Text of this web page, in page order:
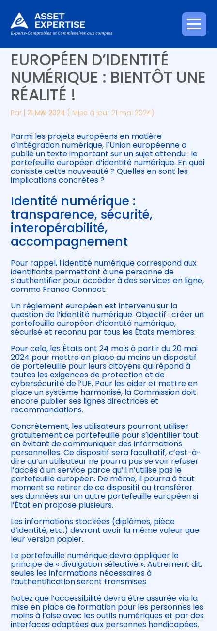
Aller
au
Créer et reprendre une activité
Gérer votre quotidien
Piloter votre entreprise
Développer votre entreprise
Être prêt pour la facturation
électronique
Piloter votre gestion
Suivre votre comptabilité
Gérer vos ressources humaines
LE PORTEFEUILLE
EUROPÉEN D’IDENTITÉ
NUMÉRIQUE : BIENTÔT UNE
RÉALITÉ !
Par |21 MAI 2024 ( Mise à jour 21 mai 2024)
Parmi les projets européens en matière
d’intégration numérique, l’Union européenne a
publié un texte important sur un sujet attendu : le
portefeuille européen d’identité numérique. En quoi
consiste cette nouveauté ? Quelles en sont les
implications concrètes ?
Identité numérique :
transparence, sécurité,
interopérabilité,
accompagnement
Pour rappel, l’identité numérique correspond aux
identifiants permettant à une personne de
s’authentifier pour accéder à des services en ligne,
comme France Connect.
Un règlement européen est intervenu sur la
question de l’identité numérique. Objectif : créer un
portefeuille européen d’identité numérique,
sécurisé et reconnu par tous les États membres.
Pour cela, les États ont 24 mois à partir du 20 mai
2024 pour mettre en place au moins un dispositif
de portefeuille pour leurs citoyens qui répond à
toutes les exigences de protection et de
cybersécurité de l’UE. Pour les aider et mettre en
place un système harmonisé, la Commission doit
encore publier ses lignes directrices et
recommandations.
Concrètement, les utilisateurs pourront utiliser
gratuitement ce portefeuille pour s’identifier tout
en évitant de communiquer des informations
personnelles. Ce dispositif sera facultatif, c’est-à-
dire qu’un utilisateur ne pourra pas se voir refuser
l’accès à un service parce qu’il n’utilise pas le
portefeuille européen. De même, il pourra à tout
moment se retirer de ce dispositif ou transférer
ses données sur un autre portefeuille européen si
l’État en propose plusieurs.
Les informations stockées (diplômes, pièce
d’identité, etc.) devront avoir la même valeur que
leur version papier.
Le portefeuille numérique devra appliquer le
principe de « divulgation sélective ». Autrement dit,
seules les informations nécessaires à
l’authentification seront transmises.
Notez que l’accessibilité devra être assurée via la
mise en place de formation pour les personnes les
moins à l’aise avec les outils numériques et par des
interfaces adaptées aux personnes handicapées.